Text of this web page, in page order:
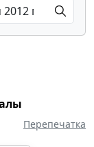
Перепечатка